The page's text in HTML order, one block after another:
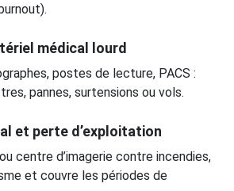
médical lourd
postes de lecture, PACS :
pannes, surtensions ou vols.
et perte d’exploitation
centre d’imagerie contre incendies,
et couvre les périodes de